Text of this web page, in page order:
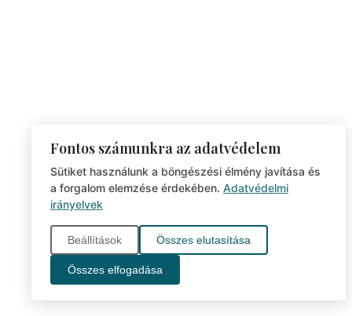
Fontos számunkra az adatvédelem
Sütiket használunk a böngészési élmény javítása és
a forgalom elemzése érdekében. Adatvédelmi
irányelvek
Beállítások Összes elutasítása
Összes elfogadása